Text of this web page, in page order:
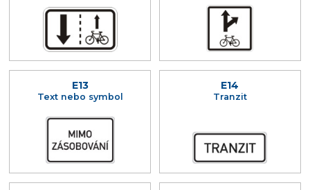
E13
Text nebo symbol
E14
Tranzit